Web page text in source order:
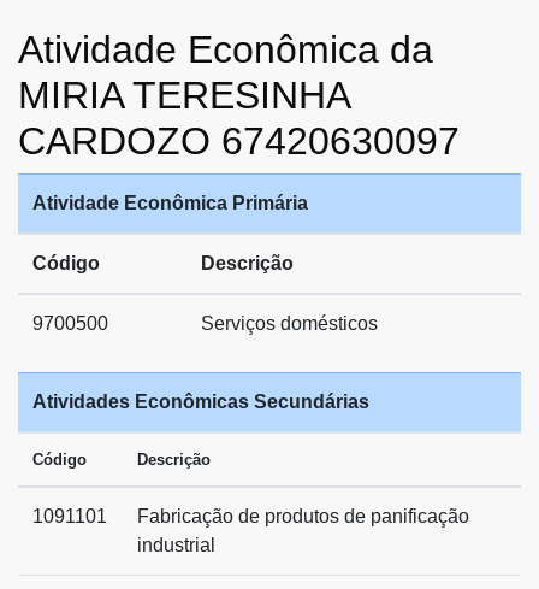
Atividade Econômica da
MIRIA TERESINHA
CARDOZO 67420630097
Atividade Econômica Primária
Código Descrição
9700500 Serviços domésticos
Atividades Econômicas Secundárias
Código Descrição
1091101
Fabricação de produtos de panificação
industrial